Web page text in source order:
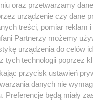
miliony.
oraz przetwarzamy
urządzenie czy dane
treści, pomiar reklam
Partnerzy możemy
urządzenia do celów
tych technologii poprzez
przycisk ustawień
danych nie
Preferencje będą miały